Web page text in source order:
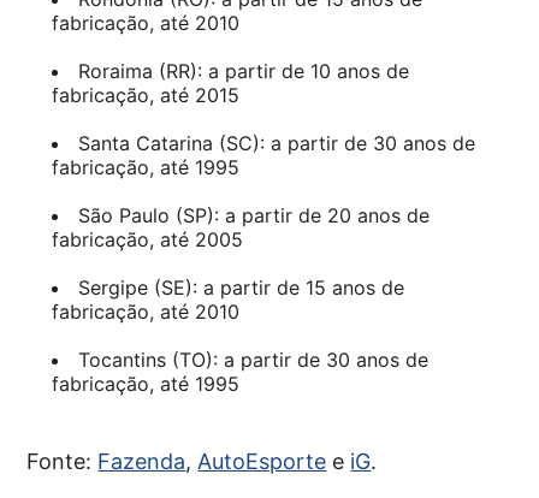
fabricação, até 2010
Roraima (RR): a partir de 10 anos de
fabricação, até 2015
Santa Catarina (SC): a partir de 30 anos de
fabricação, até 1995
São Paulo (SP): a partir de 20 anos de
fabricação, até 2005
Sergipe (SE): a partir de 15 anos de
fabricação, até 2010
Tocantins (TO): a partir de 30 anos de
fabricação, até 1995
Fonte: Fazenda, AutoEsporte e iG.